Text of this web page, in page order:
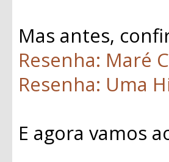
Mas antes,
Resenha: Maré
Resenha: Uma
E agora vamos